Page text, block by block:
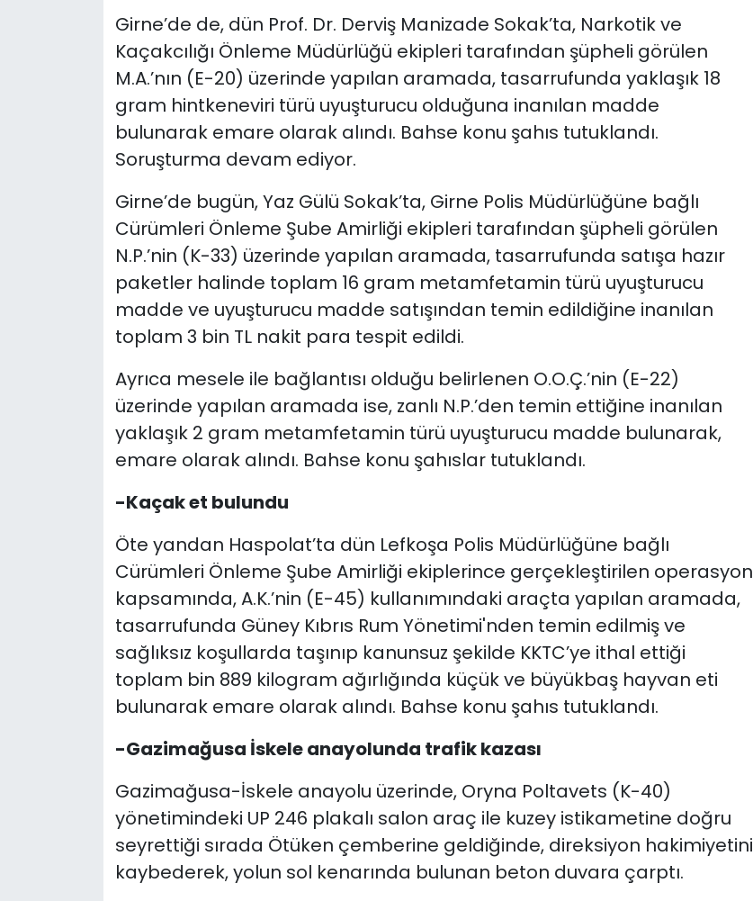
Girne’de de, dün Prof. Dr. Derviş Manizade Sokak’ta, Narkotik ve
Kaçakcılığı Önleme Müdürlüğü ekipleri tarafından şüpheli görülen
M.A.’nın (E-20) üzerinde yapılan aramada, tasarrufunda yaklaşık 18
gram hintkeneviri türü uyuşturucu olduğuna inanılan madde
bulunarak emare olarak alındı. Bahse konu şahıs tutuklandı.
Soruşturma devam ediyor.
Girne’de bugün, Yaz Gülü Sokak’ta, Girne Polis Müdürlüğüne bağlı
Cürümleri Önleme Şube Amirliği ekipleri tarafından şüpheli görülen
N.P.’nin (K-33) üzerinde yapılan aramada, tasarrufunda satışa hazır
paketler halinde toplam 16 gram metamfetamin türü uyuşturucu
madde ve uyuşturucu madde satışından temin edildiğine inanılan
toplam 3 bin TL nakit para tespit edildi.
Ayrıca mesele ile bağlantısı olduğu belirlenen O.O.Ç.’nin (E-22)
üzerinde yapılan aramada ise, zanlı N.P.’den temin ettiğine inanılan
yaklaşık 2 gram metamfetamin türü uyuşturucu madde bulunarak,
emare olarak alındı. Bahse konu şahıslar tutuklandı.
-Kaçak et bulundu
Öte yandan Haspolat’ta dün Lefkoşa Polis Müdürlüğüne bağlı
Cürümleri Önleme Şube Amirliği ekiplerince gerçekleştirilen operasyon
kapsamında, A.K.’nin (E-45) kullanımındaki araçta yapılan aramada,
tasarrufunda Güney Kıbrıs Rum Yönetimi'nden temin edilmiş ve
sağlıksız koşullarda taşınıp kanunsuz şekilde KKTC’ye ithal ettiği
toplam bin 889 kilogram ağırlığında küçük ve büyükbaş hayvan eti
bulunarak emare olarak alındı. Bahse konu şahıs tutuklandı.
-Gazimağusa İskele anayolunda trafik kazası
Gazimağusa-İskele anayolu üzerinde, Oryna Poltavets (K-40)
yönetimindeki UP 246 plakalı salon araç ile kuzey istikametine doğru
seyrettiği sırada Ötüken çemberine geldiğinde, direksiyon hakimiyetini
kaybederek, yolun sol kenarında bulunan beton duvara çarptı.